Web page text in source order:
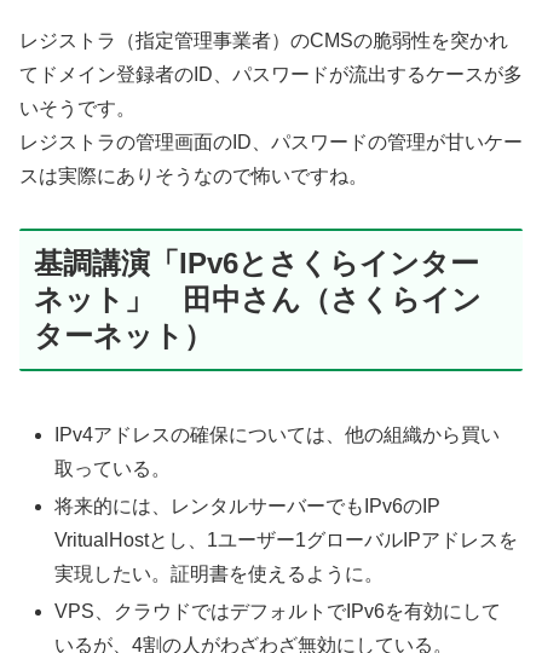
レジストラ（指定管理事業者）のCMSの脆弱性を突かれ
てドメイン登録者のID、パスワードが流出するケースが多
いそうです。
レジストラの管理画面のID、パスワードの管理が甘いケー
スは実際にありそうなので怖いですね。
基調講演「IPv6とさくらインター
ネット」 田中さん（さくらイン
ターネット）
IPv4アドレスの確保については、他の組織から買い
取っている。
将来的には、レンタルサーバーでもIPv6のIP
VritualHostとし、1ユーザー1グローバルIPアドレスを
実現したい。証明書を使えるように。
VPS、クラウドではデフォルトでIPv6を有効にして
いるが、4割の人がわざわざ無効にしている。